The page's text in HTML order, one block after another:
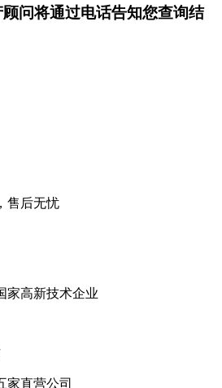
问将通过电话告知您查询结
售后无忧
家高新技术企业
家直营公司